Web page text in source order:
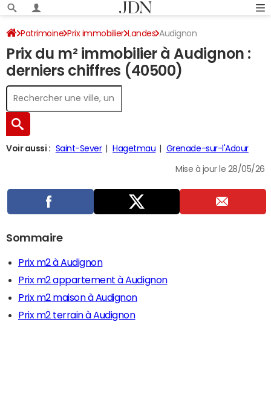
Patrimoine Prix immobilier Landes Audignon
Prix du m² immobilier à Audignon :
derniers chiffres (40500)
Voir aussi : Saint-Sever Hagetmau Grenade-sur-l'Adour
Mise à jour le 28/05/26
Sommaire
Prix m2 à Audignon
Prix m2 appartement à Audignon
Prix m2 maison à Audignon
Prix m2 terrain à Audignon